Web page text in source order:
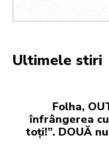
Ultimele stiri
Folha,
înfrângerea
toți!”. DOUĂ